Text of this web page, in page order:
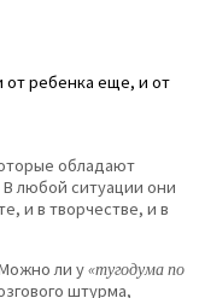
от ребенка еще, и от
обладают
любой ситуации они
и в творчестве, и в
ли у«тугодума по
штурма,